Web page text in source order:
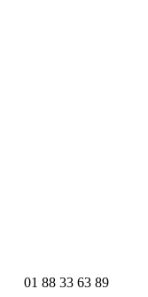
01 88 33 63 89